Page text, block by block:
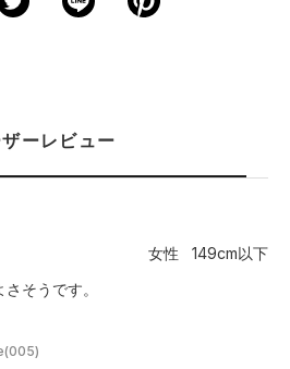
54 59.5
より採寸されています。商品生地の特
が生じる場合があります。
ーレビュー
女性 149cm以下
そうです。